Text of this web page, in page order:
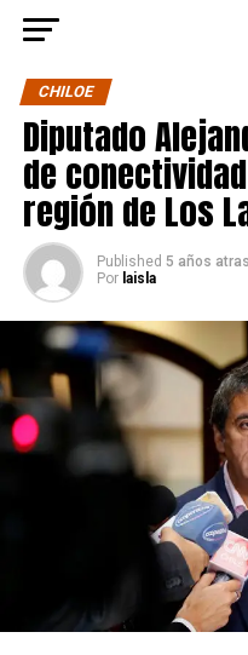
CHILOE
Diputado
de
región de Los
Published 5 años atras
Por laisla